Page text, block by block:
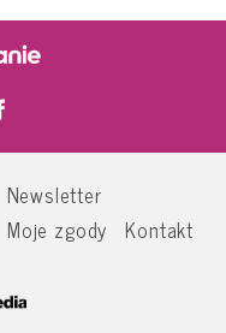
Newsletter
Moje zgody Kontakt